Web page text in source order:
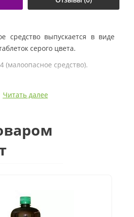
средство выпускается в виде
серого цвета.
(малоопасное средство).
персоналом организаций,
дезинфекционной
Читать далее